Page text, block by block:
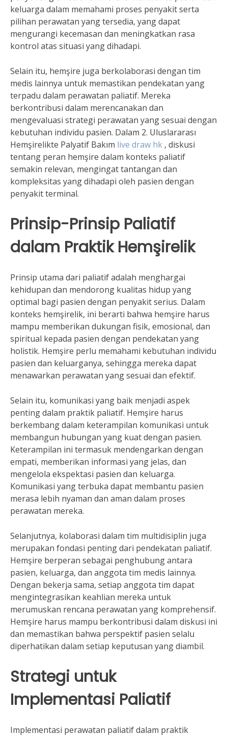
keluarga dalam memahami proses penyakit serta
pilihan perawatan yang tersedia, yang dapat
mengurangi kecemasan dan meningkatkan rasa
kontrol atas situasi yang dihadapi.
Selain itu, hemşire juga berkolaborasi dengan tim
medis lainnya untuk memastikan pendekatan yang
terpadu dalam perawatan paliatif. Mereka
berkontribusi dalam merencanakan dan
mengevaluasi strategi perawatan yang sesuai dengan
kebutuhan individu pasien. Dalam 2. Uluslararası
Hemşirelikte Palyatif Bakım live draw hk , diskusi
tentang peran hemşire dalam konteks paliatif
semakin relevan, mengingat tantangan dan
kompleksitas yang dihadapi oleh pasien dengan
penyakit terminal.
Prinsip-Prinsip Paliatif
dalam Praktik Hemşirelik
Prinsip utama dari paliatif adalah menghargai
kehidupan dan mendorong kualitas hidup yang
optimal bagi pasien dengan penyakit serius. Dalam
konteks hemşirelik, ini berarti bahwa hemşire harus
mampu memberikan dukungan fisik, emosional, dan
spiritual kepada pasien dengan pendekatan yang
holistik. Hemşire perlu memahami kebutuhan individu
pasien dan keluarganya, sehingga mereka dapat
menawarkan perawatan yang sesuai dan efektif.
Selain itu, komunikasi yang baik menjadi aspek
penting dalam praktik paliatif. Hemşire harus
berkembang dalam keterampilan komunikasi untuk
membangun hubungan yang kuat dengan pasien.
Keterampilan ini termasuk mendengarkan dengan
empati, memberikan informasi yang jelas, dan
mengelola ekspektasi pasien dan keluarga.
Komunikasi yang terbuka dapat membantu pasien
merasa lebih nyaman dan aman dalam proses
perawatan mereka.
Selanjutnya, kolaborasi dalam tim multidisiplin juga
merupakan fondasi penting dari pendekatan paliatif.
Hemşire berperan sebagai penghubung antara
pasien, keluarga, dan anggota tim medis lainnya.
Dengan bekerja sama, setiap anggota tim dapat
mengintegrasikan keahlian mereka untuk
merumuskan rencana perawatan yang komprehensif.
Hemşire harus mampu berkontribusi dalam diskusi ini
dan memastikan bahwa perspektif pasien selalu
diperhatikan dalam setiap keputusan yang diambil.
Strategi untuk
Implementasi Paliatif
Implementasi perawatan paliatif dalam praktik